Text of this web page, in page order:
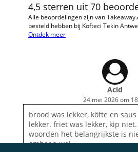
4,5 sterren uit 70
Alle beoordelingen zijn van
besteld hebben bij Köfteci Tekin
Ontdek meer
Acid
24 mei 2026 om
brood was lekker, köfte en
lekker. friet was lekker, kip
woorden het belangrijkste is
omheen wel.